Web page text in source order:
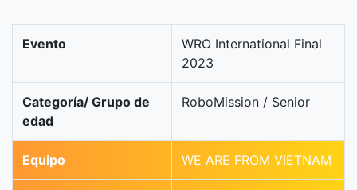
Evento
WRO International Final
2023
Categoría/ Grupo de
edad
RoboMission / Senior
Equipo WE ARE FROM VIETNAM